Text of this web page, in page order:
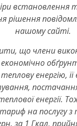
встановлення
рішення
нашому сайті.
що члени
енергію,
енергії.
на послугу з
за 1 Гкал,